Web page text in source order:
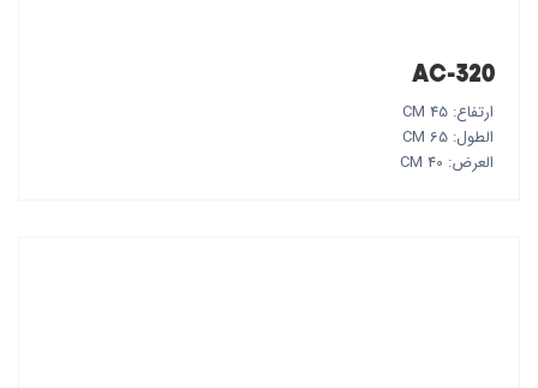
AC-320
ارتفاع: 45 CM
الطول: 65 CM
العرض: 40 CM